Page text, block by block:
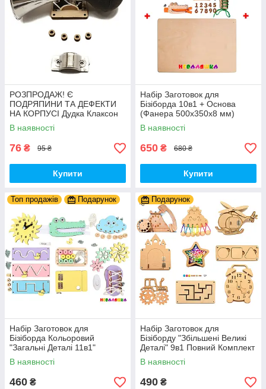
РОЗПРОДАЖ! Є
ПОДРЯПИНИ ТА ДЕФЕКТИ
НА КОРПУСІ Дудка Клаксон
для Велосипедів 14 см Фа-
Фа Пластик + Гума
В наявності
76 ₴ 95 ₴
Купити
Набір Заготовок для
Бізіборда 10в1 + Основа
(Фанера 500x350x8 мм)
Базові Деталі, Весь Комплект
- Собери Сам
В наявності
650 ₴ 680 ₴
Купити
Топ продажів Подарунок
Набір Заготовок для
Бізіборда Кольоровий
"Загальні Деталі 11в1"
Базовий Комплект (+Клей,
Шурупи) Набiр Заготівель
для Бiзiкуба
В наявності
460 ₴
Подарунок
Набір Заготовок для
Бізіборду "Збільшені Великі
Деталі" 9в1 Повний Комплект
+ Всі Кріплення
В наявності
490 ₴